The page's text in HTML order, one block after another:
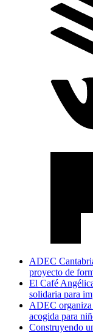
ADEC
proyecto de
El Café
solidaria para
ADEC organiza
acogida para
Construyendo